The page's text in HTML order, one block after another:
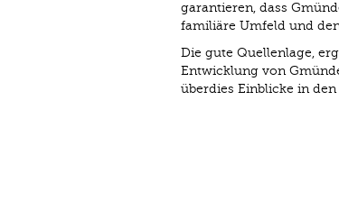
garantieren, dass
familiäre Umfeld und
Die gute Quellenlage,
Entwicklung von
überdies Einblicke in